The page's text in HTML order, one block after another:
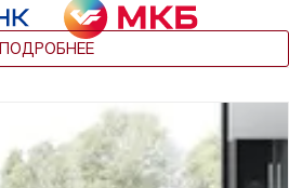
ПОДРОБНЕЕ